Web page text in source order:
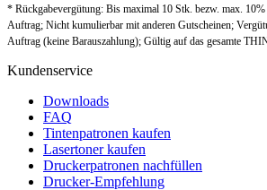
* Rückgabevergütung: Bis maximal 10 Stk. bezw. max.
Auftrag; Nicht kumulierbar mit anderen Gutscheinen;
Auftrag (keine Barauszahlung); Gültig auf das gesamte
Kundenservice
Downloads
FAQ
Tintenpatronen kaufen
Lasertoner kaufen
Druckerpatronen nachfüllen
Drucker-Empfehlung